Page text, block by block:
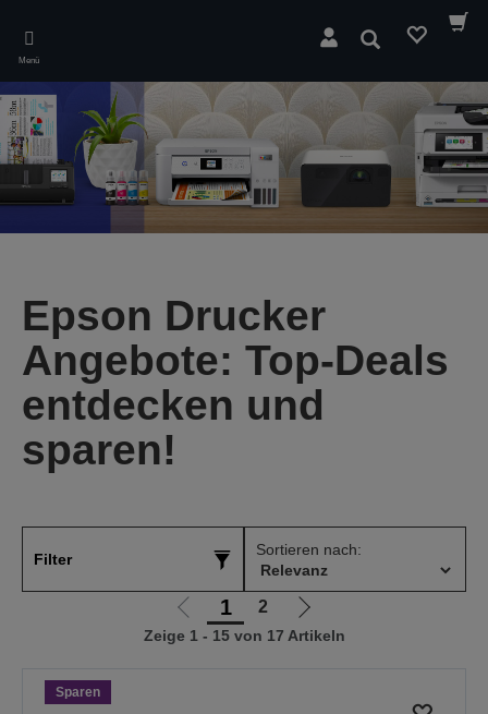
main
content
Menü
Suchen
Epson Drucker
Angebote: Top-Deals
entdecken und
sparen!
Filter
Sortieren nach:
Zur
vorherigen
1 2
Zur
nächsten
Zeige 1 - 15 von 17 Artikeln
Sparen